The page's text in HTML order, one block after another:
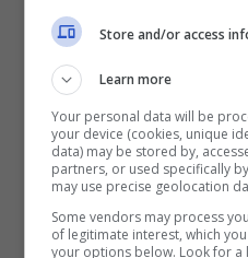
rughe. Ma
Stesso discorso per la
per quanto sia
processo chimicoche
cheratina nel pelo.
Store and/or access
Learn more
Your personal data will be
your device (cookies, unique
data) may be stored by,
partners, or used specifically
may use precise geolocation
Some vendors may process
of legitimate interest, which
your options below. Look for